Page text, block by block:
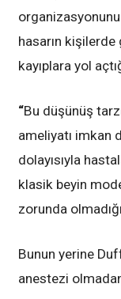
hasarın
kayıplara yol
“Bu düşünüş
ameliyatı imkan
dolayısıyla
klasik beyin
zorunda
Bunun yerine
anestezi